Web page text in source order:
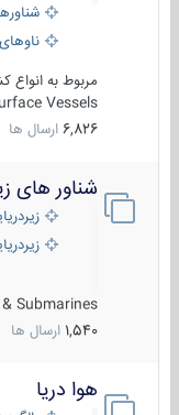
ناوهای
مربوط به انواع
Vessels
6,826 ارسال ها
شناور های
& Submarines
1,540 ارسال ها
هوا دریا